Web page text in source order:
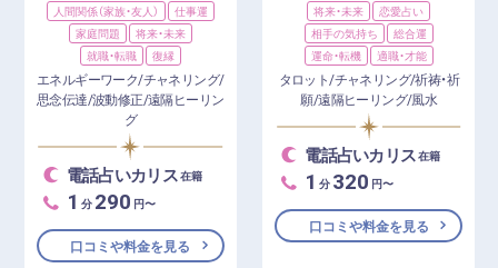
人間関係（家族・友人）
仕事運
家庭問題
将来・未来
就職・転職
復縁
エネルギーワーク/チャネリング/
思念伝達/波動修正/遠隔ヒーリン
グ
電話占いカリス在籍
1 分 290 円〜
口コミや料金を見る
将来・未来
恋愛占い
相手の気持ち
総合運
運命・転機
適職・才能
タロット/チャネリング/祈祷・祈
願/遠隔ヒーリング/風水
電話占いカリス在籍
1 分 320 円〜
口コミや料金を見る